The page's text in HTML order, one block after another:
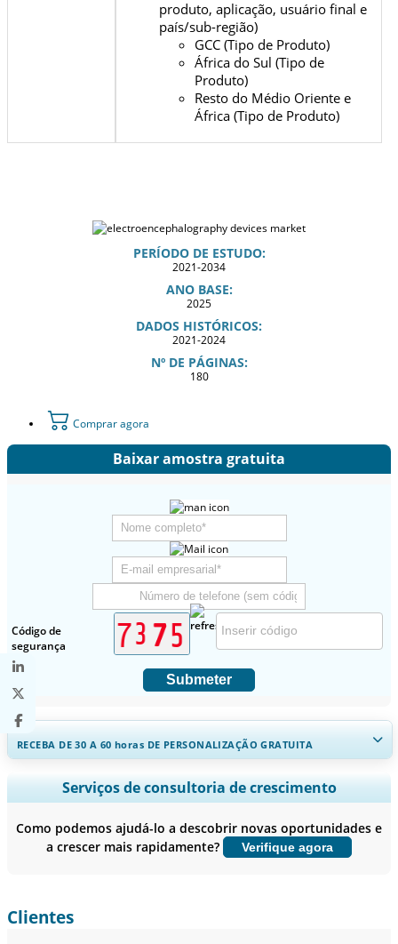
produto, aplicação, usuário final e
país/sub-região)
GCC (Tipo de Produto)
África do Sul (Tipo de
Produto)
Resto do Médio Oriente e
África (Tipo de Produto)
PERÍODO DE ESTUDO:
2021-2034
ANO BASE:
2025
DADOS HISTÓRICOS:
2021-2024
Nº DE PÁGINAS:
180
Comprar agora
Baixar amostra gratuita
Código de
segurança
Submeter
RECEBA DE 30 A 60 horas DE PERSONALIZAÇÃO GRATUITA
Ampliar a cobertura regional e por país, Análise de segmentos,
Perfis de empresas, Benchmarking competitivo, e insights sobre o
Personalizar agora
Serviços de consultoria de crescimento
Como podemos ajudá-lo a descobrir novas oportunidades e
a crescer mais rapidamente?
Verifique agora
Clientes